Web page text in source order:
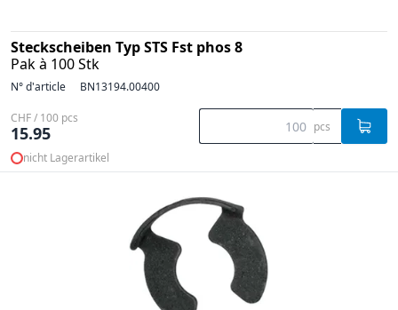
Steckscheiben Typ STS Fst phos 8
Pak à 100 Stk
N° d'article BN13194.00400
CHF / 100 pcs
15.95 pcs
nicht Lagerartikel